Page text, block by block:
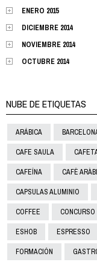
ENERO 2015
DICIEMBRE 2014
NOVIEMBRE 2014
OCTUBRE 2014
NUBE DE ETIQUETAS
ARÁBICA
CAFE SAULA
CAFEÍNA CAFÈ
CAPSULAS ALUMINIO
COFFEE CONCURSO
ESHOB ESPRESSO
FORMACIÓN